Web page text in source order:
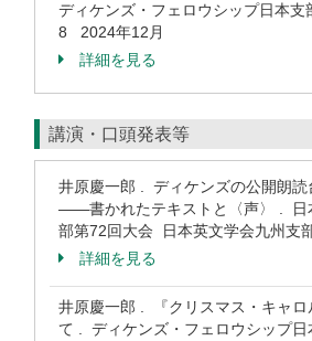
ディケンズ・フェロウシップ日本
8 2024年12月
詳細を見る
講演・口頭発表等
井原慶一郎 . ディケンズの公開朗読
——書かれたテキストと〈声〉 . 日
部第72回大会 日本英文学会九州支
詳細を見る
井原慶一郎 . 『クリスマス・キャロ
て . ディケンズ・フェロウシップ日